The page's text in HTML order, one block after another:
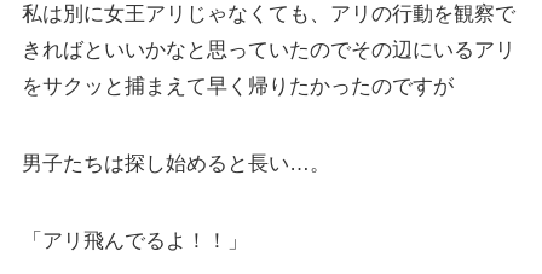
私は別に女王アリじゃなくても、アリの行動を観察で
きればといいかなと思っていたのでその辺にいるアリ
をサクッと捕まえて早く帰りたかったのですが
男子たちは探し始めると長い…。
「アリ飛んでるよ！！」